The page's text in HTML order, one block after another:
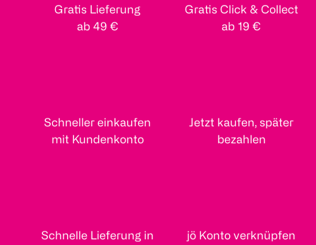
Gratis Lieferung
ab 49 €
Gratis Click & Collect
ab 19 €
Schneller einkaufen
mit Kundenkonto
Jetzt kaufen, später
bezahlen
Schnelle Lieferung in
jö Konto verknüpfen